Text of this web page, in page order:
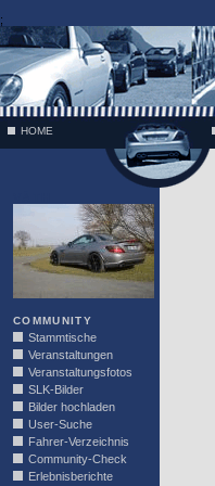
;
HOME
COMMUNITY
Stammtische
Veranstaltungen
Veranstaltungsfotos
SLK-Bilder
Bilder hochladen
User-Suche
Fahrer-Verzeichnis
Community-Check
Erlebnisberichte